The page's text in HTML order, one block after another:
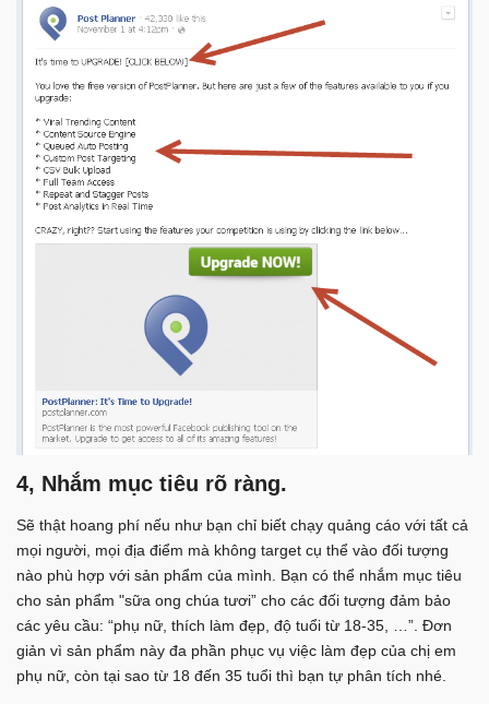
4, Nhắm mục tiêu rõ ràng.
Sẽ thật hoang phí nếu như bạn chỉ biết chạy quảng cáo với tất cả
mọi người, mọi địa điểm mà không target cụ thể vào đối tượng
nào phù hợp với sản phẩm của mình. Bạn có thể nhắm mục tiêu
cho sản phẩm "sữa ong chúa tươi” cho các đối tượng đảm bảo
các yêu cầu: “phụ nữ, thích làm đẹp, độ tuổi từ 18-35, …”. Đơn
giản vì sản phẩm này đa phần phục vụ việc làm đẹp của chị em
phụ nữ, còn tại sao từ 18 đến 35 tuổi thì bạn tự phân tích nhé.